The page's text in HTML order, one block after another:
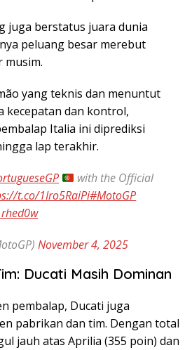
juga berstatus juara dunia
peluang besar merebut
musim.
yang teknis dan menuntut
kecepatan dan kontrol,
Italia ini diprediksi
lap terakhir.
with the Official
t.co/1Iro5RaiPi#MotoGP
November 4, 2025
Ducati Masih Dominan
pembalap, Ducati juga
pabrikan dan tim. Dengan total
jauh atas Aprilia (355 poin) dan